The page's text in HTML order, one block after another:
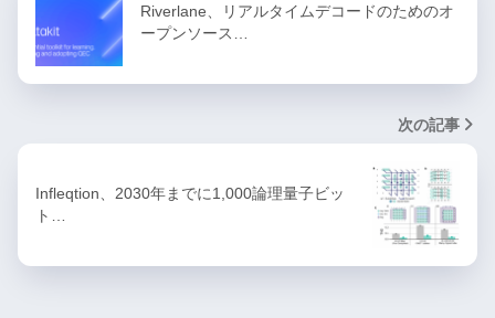
Riverlane、リアルタイムデコードのためのオ
ープンソース…
次の記事
Infleqtion、2030年までに1,000論理量子ビッ
ト…